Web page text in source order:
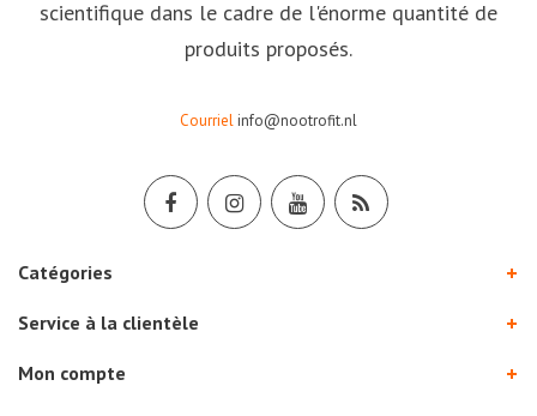
scientifique dans le cadre de l'énorme quantité de
produits proposés.
Courrielinfo@nootrofit.nl
Catégories
Service à la clientèle
Mon compte